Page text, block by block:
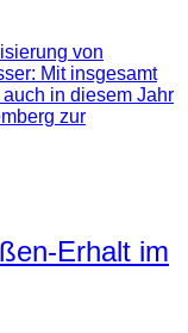
von
Mit insgesamt
in diesem Jahr
zur
Erhalt im